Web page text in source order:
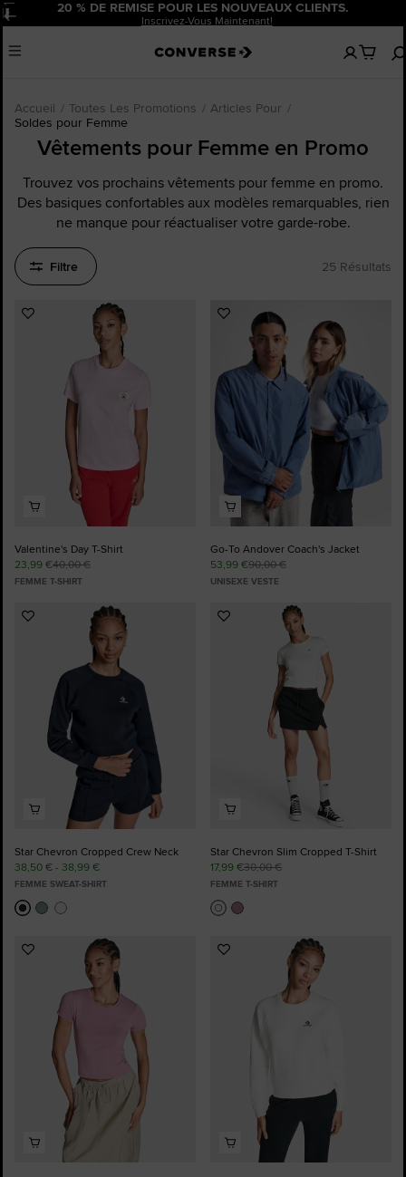
Pause 20 % DE REMISE POUR LES NOUVEAUX CLIENTS.
Inscrivez-Vous Maintenant!
Menu
Aucun
articles
Accueil Toutes Les Promotions
Articles Pour
Soldes pour Femme
Vêtements pour Femme en Promo
Trouvez vos prochains vêtements pour femme en promo.
Des basiques confortables aux modèles remarquables, rien
ne manque pour réactualiser votre garde-robe.
Filtre 25 Résultats
Ajouter
Valentine's Day T-Shirt
23,99 €40,00 €
FEMME T-SHIRT
Ajouter
favoris
Go-To Andover Coach's Jacket
53,99 €90,00 €
UNISEXE VESTE
Ajouter
Star Chevron Cropped Crew Neck
38,50 € - 38,99 €
FEMME SWEAT-SHIRT
Ajouter
Star Chevron Slim Cropped T-Shirt
17,99 €30,00 €
FEMME T-SHIRT
Ajouter
Ajouter